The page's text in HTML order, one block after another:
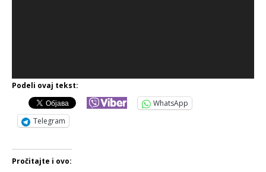
Podeli ovaj tekst:
WhatsApp
Telegram
Pročitajte i ovo: